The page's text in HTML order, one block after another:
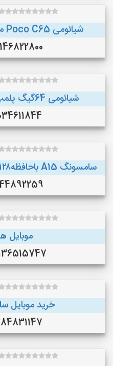
شیائومی Poco C65 مدل2024گلوبال256گیگ
09146822800
شیائومی 64گیگ پلمپ وآکبندبا18ماه گارانتی
09034611844
سامسونگ A15 باحافظه۱۲۸و رم۶ پلمپ ویتنام فروشگاه
09144892259
موبایل
03136515747
خرید موبایل
09384831147